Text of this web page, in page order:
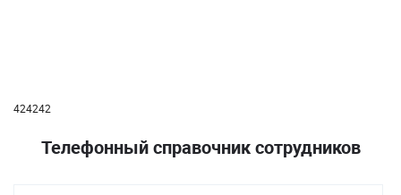
424242
Телефонный справочник сотрудников